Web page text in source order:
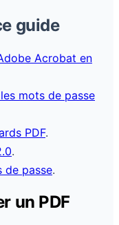
guide
Acrobat en
mots de passe
PDF.
.
de passe.
un PDF